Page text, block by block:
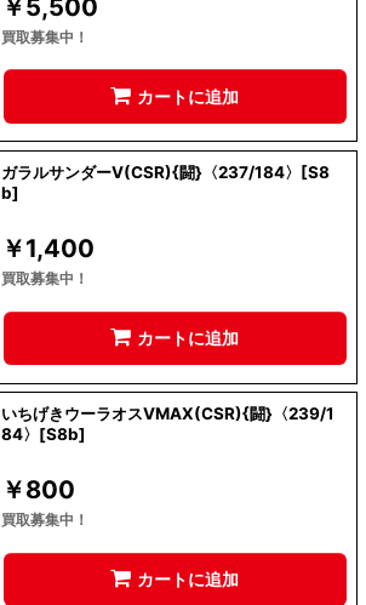
￥5,500
買取募集中！
カートに追加
ガラルサンダーV(CSR){闘}〈237/184〉[S8
b]
￥1,400
買取募集中！
カートに追加
いちげきウーラオスVMAX(CSR){闘}〈239/1
84〉[S8b]
￥800
買取募集中！
カートに追加